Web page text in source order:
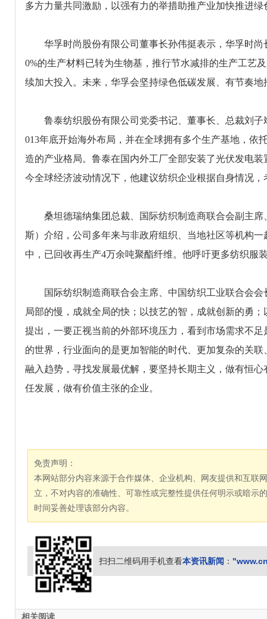
多方力量共同激励，以强有力的举措助推产业加快推进
华孚时尚股份有限公司董事长孙伟挺表示，华孚时尚
0%的生产材料已转为生物基，推行节水减排的生产工艺
续加大投入。未来，华孚会坚持绿色低碳发展、有节奏地
鲁泰纺织股份有限公司党委书记、董事长、总裁刘子
013年底开始海外布局，并在全球拥有多个生产基地，依
造的产业格局。鲁泰在国内外工厂全部安装了光伏发电
今全球经济波动情况下，他建议纺织企业根据自身情况
桑坦德瑞纳集团总裁、国际纺织制造商联合会副主席
斯）介绍，公司多年来与非政府组织、当地社区等机构
中，已回收再生产4万余吨聚酯纤维。他呼吁更多纺织服
国际纺织制造商联合会主席、中国纺织工业联合会会
局部的慢，成就全局的快；以技艺的智，成就创新的勇
提出，一要正视当前的外部环境压力，看到市场需求不
的世界，行业面向的是更加智能的时代、更加复杂的关
融入趋势，寻找发展最优解，要坚持长期主义，做有恒
任发展，做有价值主张的企业。
免责声明：
本网站部分内容来源于合作媒体、企业机构、网友提供和互联
立，不对内容的准确性、可靠性或完整性提供任何明示或暗示
时间妥善处理该部分内容。
扫扫二维码用手机查看本资讯新闻 ：
相关阅读